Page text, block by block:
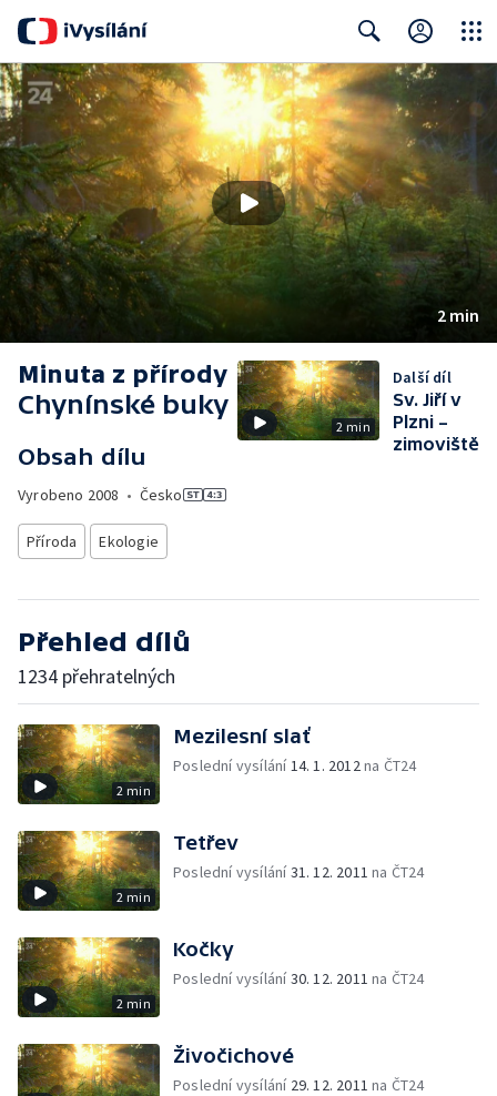
Search Close
2 min
Minuta z přírody
Chynínské buky
Obsah dílu
Vyrobeno 2008 • Česko
Příroda Ekologie
2 min
Další díl
Sv. Jiří v
Plzni –
zimoviště
Přehled dílů
1234 přehratelných
2 min
Mezilesní slať
Poslední vysílání14. 1. 2012na ČT24
2 min
Tetřev
Poslední vysílání31. 12. 2011 na ČT24
2 min
Kočky
Poslední vysílání30. 12. 2011 na ČT24
Živočichové
Poslední vysílání 29. 12. 2011 na ČT24